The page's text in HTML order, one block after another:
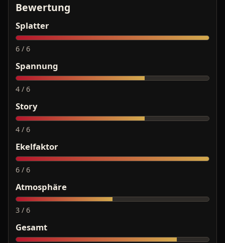
Bewertung
Splatter
6 / 6
Spannung
4 / 6
Story
4 / 6
Ekelfaktor
6 / 6
Atmosphäre
3 / 6
Gesamt